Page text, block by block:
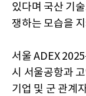
있다며 국산 기
쟁하는 모습을
서울 ADEX
시 서울공항과
기업 및 군 관계